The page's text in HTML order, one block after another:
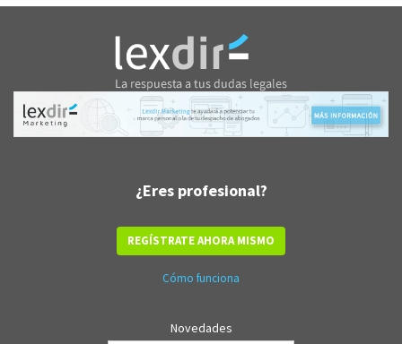
¿Eres profesional?
REGÍSTRATE AHORA MISMO
Cómo funciona
Novedades